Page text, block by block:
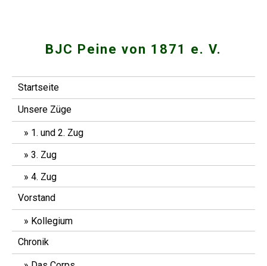
BJC Peine von 1871 e. V.
Startseite
Unsere Züge
1. und 2. Zug
3. Zug
4. Zug
Vorstand
Kollegium
Chronik